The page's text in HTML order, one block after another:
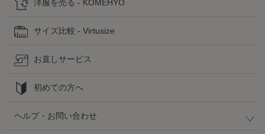
洋服を売る - KOMEHYO
サイズ比較 - Virtusize
お直しサービス
初めての方へ
ヘルプ・お問い合わせ